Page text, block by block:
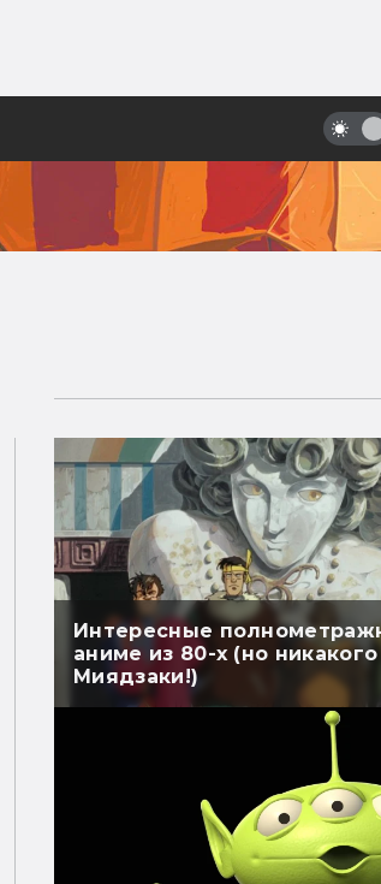
экранизации DC
Интересные
аниме из 80-х (но никакого
Миядзаки!)